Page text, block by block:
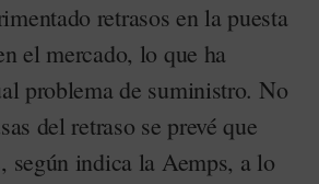
retrasos en la puesta
el mercado, lo que ha
problema de suministro. No
del retraso se prevé que
según indica la Aemps, a lo